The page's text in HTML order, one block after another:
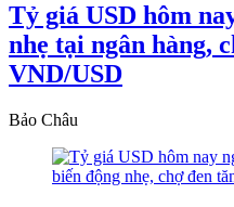
Tỷ giá USD hôm
nhẹ tại ngân hàng,
VND/USD
Bảo Châu